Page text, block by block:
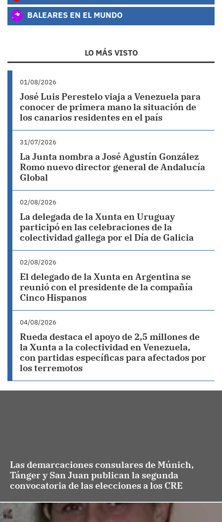
BALEARES EN EL MUNDO
LO MÁS VISTO
01/08/2026
José Luis Perestelo viaja a Venezuela para
conocer de primera mano la situación de
los canarios residentes en el país
31/07/2026
La Junta nombra a José Agustín González
Romo nuevo director general de Andalucía
Global
02/08/2026
La delegada de la Xunta en Uruguay
participó en las celebraciones de la
colectividad gallega por el Día de Galicia
02/08/2026
El delegado de la Xunta en Argentina se
reunió con el presidente de la compañía
Cinco Hispanos
04/08/2026
Rueda destaca el apoyo de 2,5 millones de
la Xunta a la colectividad en Venezuela,
con partidas específicas para afectados por
los terremotos
Las demarcaciones consulares de Múnich,
Tánger y San Juan publican la segunda
convocatoria de las elecciones a los CRE